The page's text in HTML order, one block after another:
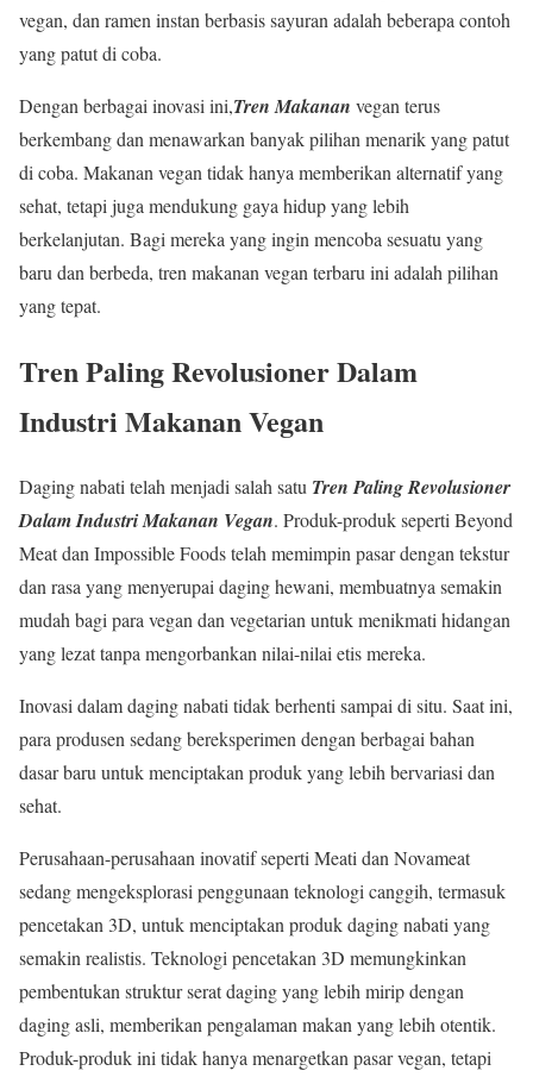
vegan, dan ramen instan berbasis sayuran adalah beberapa contoh
yang patut di coba.
Dengan berbagai inovasi ini,Tren Makanan vegan terus
berkembang dan menawarkan banyak pilihan menarik yang patut
di coba. Makanan vegan tidak hanya memberikan alternatif yang
sehat, tetapi juga mendukung gaya hidup yang lebih
berkelanjutan. Bagi mereka yang ingin mencoba sesuatu yang
baru dan berbeda, tren makanan vegan terbaru ini adalah pilihan
yang tepat.
Tren Paling Revolusioner Dalam
Industri Makanan Vegan
Daging nabati telah menjadi salah satu Tren Paling Revolusioner
Dalam Industri Makanan Vegan. Produk-produk seperti Beyond
Meat dan Impossible Foods telah memimpin pasar dengan tekstur
dan rasa yang menyerupai daging hewani, membuatnya semakin
mudah bagi para vegan dan vegetarian untuk menikmati hidangan
yang lezat tanpa mengorbankan nilai-nilai etis mereka.
Inovasi dalam daging nabati tidak berhenti sampai di situ. Saat ini,
para produsen sedang bereksperimen dengan berbagai bahan
dasar baru untuk menciptakan produk yang lebih bervariasi dan
sehat.
Perusahaan-perusahaan inovatif seperti Meati dan Novameat
sedang mengeksplorasi penggunaan teknologi canggih, termasuk
pencetakan 3D, untuk menciptakan produk daging nabati yang
semakin realistis. Teknologi pencetakan 3D memungkinkan
pembentukan struktur serat daging yang lebih mirip dengan
daging asli, memberikan pengalaman makan yang lebih otentik.
Produk-produk ini tidak hanya menargetkan pasar vegan, tetapi